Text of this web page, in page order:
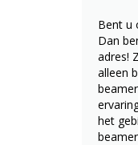
Bent u
Dan
adres!
alleen
het